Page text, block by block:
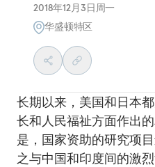
2018年12月3日周一
华盛顿特区
长期以来，美国和日本
长和人民福祉方面作出
是，国家资助的研究项
之与中国和印度间的激